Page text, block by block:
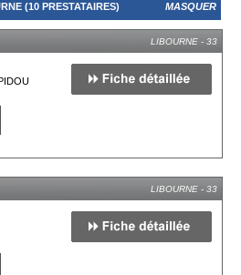
(10 PRESTATAIRES) MASQUER
LIBOURNE - 33
LIBOURNE - 33